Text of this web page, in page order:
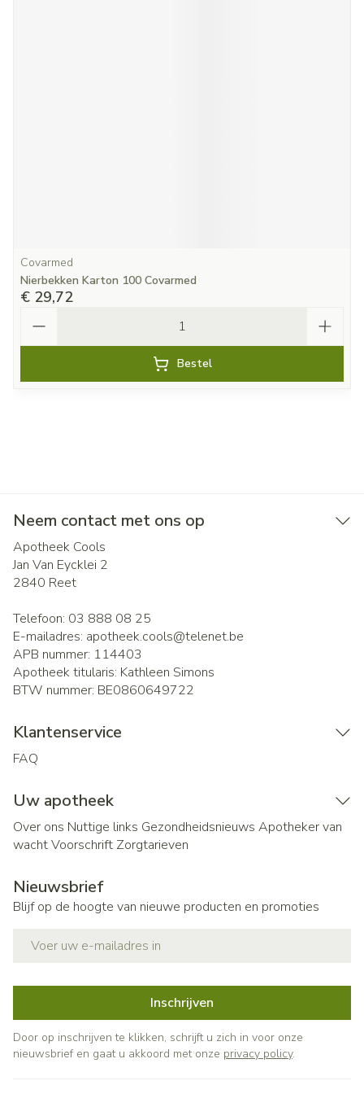
Covarmed
Nierbekken Karton 100 Covarmed
€ 29,72
Bestel
Neem contact met ons op
Apotheek Cools
Jan Van Eycklei 2
2840 Reet
Telefoon: 03 888 08 25
E-mailadres: apotheek.cools@telenet.be
APB nummer: 114403
Apotheek titularis: Kathleen Simons
BTW nummer: BE0860649722
Klantenservice
FAQ
Uw apotheek
Over ons Nuttige links Gezondheidsnieuws Apotheker van
wachtVoorschrift Zorgtarieven
Nieuwsbrief
Blijf op de hoogte van nieuwe producten en promoties
Inschrijven
Door op inschrijven te klikken, schrijft u zich in voor onze
nieuwsbrief en gaat u akkoord met onze privacy policy.